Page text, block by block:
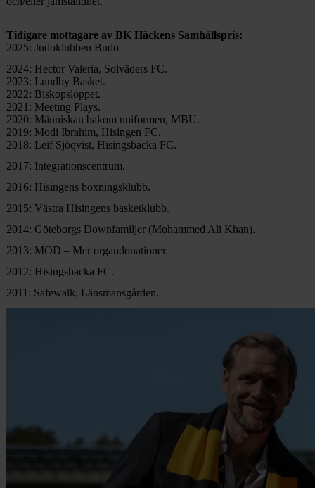
Tidigare mottagare av BK Häckens Samhällspris:
2025: Judoklubben Budo
2024: Hector Valeria, Solväders FC.
2023: Lundby Basket.
2022: Biskopsloppet.
2021: Meeting Plays.
2020: Människan bakom uniformen, MBU.
2019: Modi Ibrahim, Hisingen FC.
2018: Leif Sjöqvist, Hisingsbacka FC.
2017: Integrationscentrum.
2016: Hisingens boxningsklubb.
2015: Västra Hisingens basketklubb.
2014: Göteborgs Downfamiljer (Mohammed Ali Khan).
2013: MOD – Mer organdonationer.
2012: Hisingsbacka FC.
2011: Safewalk, Länsmansgården.